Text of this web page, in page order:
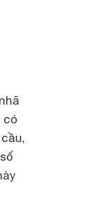
có